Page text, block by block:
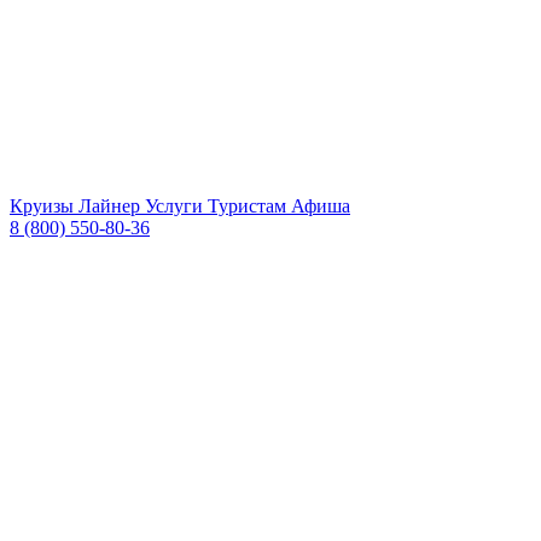
Круизы Лайнер Услуги Туристам Афиша
8 (800) 550-80-36